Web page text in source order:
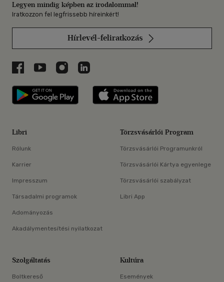
Legyen mindig képben az irodalommal!
Iratkozzon fel legfrissebb híreinkért!
Hírlevél-feliratkozás
Libri a Facebookon
Libri a Youtube-on
Libri az Instagramon
Libri a LinkedInen
Libri applikáció Szerezd meg: Google
Libri
Rólunk
Karrier
Impresszum
Társadalmi programok
Adományozás
Akadálymentesítési nyilatkozat
Törzsvásárlói Program
Törzsvásárlói Programunkról
Törzsvásárlói Kártya egyenlege
Törzsvásárlói szabályzat
Libri App
Szolgáltatás
Boltkereső
Kultúra
Események